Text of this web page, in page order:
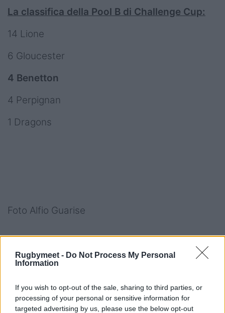
Rugbymeet - Do Not Process My Personal
Information
If you wish to opt-out of the sale, sharing to third parties, or
processing of your personal or sensitive information for
targeted advertising by us, please use the below opt-out
La classifica della Pool B di Challenge Cup:
14 Lione
6 Gloucester
4 Benetton
4 Perpignan
1 Dragons
Foto Alfio Guarise
materiale per il rugby ad ogni